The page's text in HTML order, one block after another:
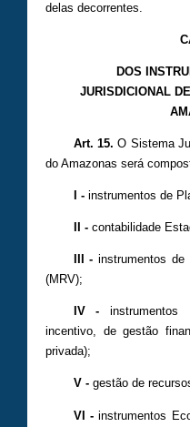
delas decorrentes.
DOS
JURISDICIONAL
Art. 15. O Sistema
do Amazonas será
I -instrumentos de
II -contabilidade
III - instrumentos de
(MRV);
IV - instrumentos
incentivo, de gestão
privada);
V -gestão de
VI - instrumentos